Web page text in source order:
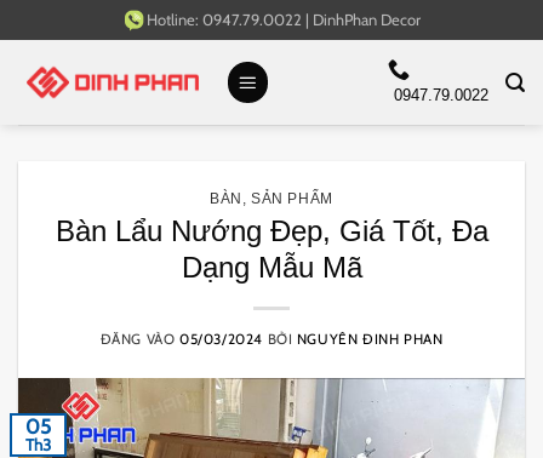
qua
Hotline: 0947.79.0022 | DinhPhan Decor
0947.79.0022
BÀN ,SẢN PHẨM
Bàn Lẩu Nướng Đẹp, Giá Tốt, Đa
Dạng Mẫu Mã
ĐĂNG VÀO05/03/2024 BỞI NGUYÊN ĐINH PHAN
05
Th3